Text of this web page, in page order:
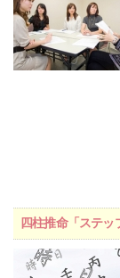
四柱推命「ステ